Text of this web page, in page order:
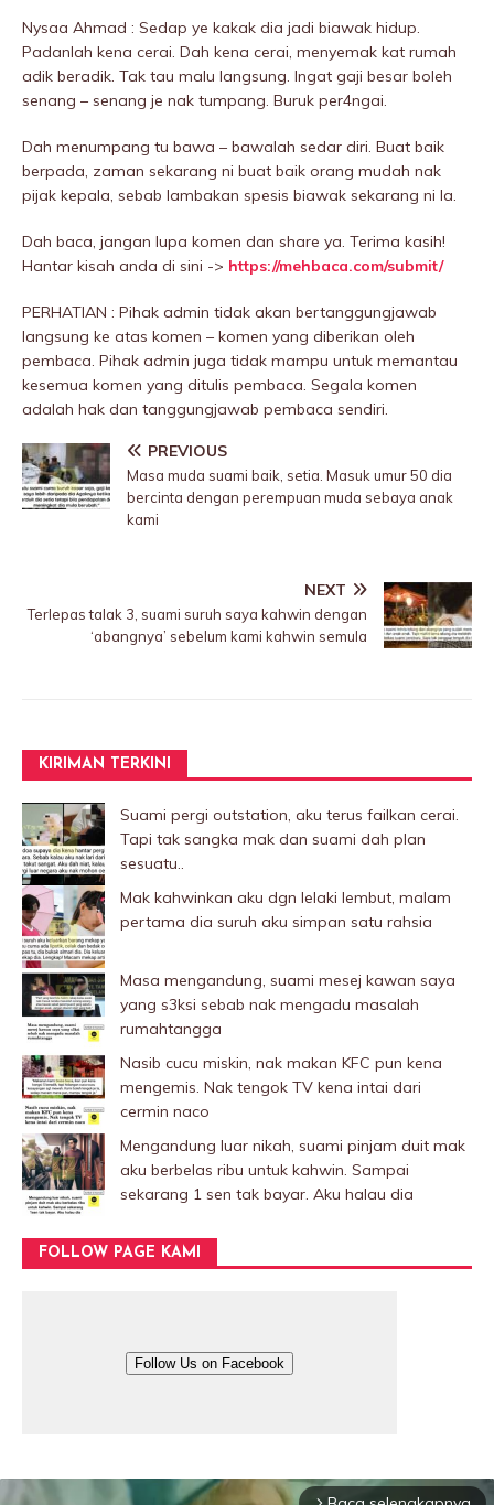
Nysaa Ahmad : Sedap ye kakak dia jadi biawak hidup.
Padanlah kena cerai. Dah kena cerai, menyemak kat rumah
adik beradik. Tak tau malu langsung. Ingat gaji besar boleh
senang – senang je nak tumpang. Buruk per4ngai.
Dah menumpang tu bawa – bawalah sedar diri. Buat baik
berpada, zaman sekarang ni buat baik orang mudah nak
pijak kepala, sebab lambakan spesis biawak sekarang ni la.
Dah baca, jangan lupa komen dan share ya. Terima kasih!
Hantar kisah anda di sini -> https://mehbaca.com/submit/
PERHATIAN : Pihak admin tidak akan bertanggungjawab
langsung ke atas komen – komen yang diberikan oleh
pembaca. Pihak admin juga tidak mampu untuk memantau
kesemua komen yang ditulis pembaca. Segala komen
adalah hak dan tanggungjawab pembaca sendiri.
PREVIOUS
Masa muda suami baik, setia. Masuk umur 50 dia
bercinta dengan perempuan muda sebaya anak
kami
NEXT
Terlepas taIak 3, suami suruh saya kahwin dengan
‘abangnya’ sebelum kami kahwin semula
KIRIMAN TERKINI
Suami pergi outstation, aku terus failkan cerai.
Tapi tak sangka mak dan suami dah plan
sesuatu..
Mak kahwinkan aku dgn lelaki Iembut, malam
pertama dia suruh aku simpan satu rahsia
Masa mengandung, suami mesej kawan saya
yang s3ksi sebab nak mengadu masalah
rumahtangga
Nasib cucu miskin, nak makan KFC pun kena
mengemis. Nak tengok TV kena intai dari
cermin naco
Mengandung luar nikah, suami pinjam duit mak
aku berbelas ribu untuk kahwin. Sampai
sekarang 1 sen tak bayar. Aku halau dia
FOLLOW PAGE KAMI
Follow Us on Facebook